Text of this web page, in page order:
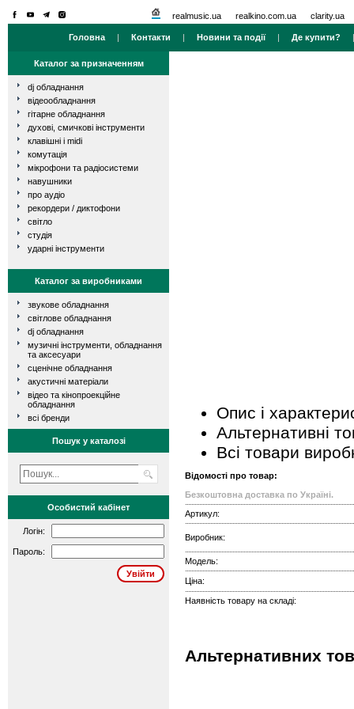
realmusic.ua realkino.com.ua clarity.ua
Головна | Контакти | Новини та події| Де купити?
Каталог за призначенням
dj обладнання
відеообладнання
гітарне обладнання
духові, смичкові інструменти
клавішні і midi
комутація
мікрофони та радіосистеми
навушники
про аудіо
рекордери / диктофони
світло
студія
ударні інструменти
Каталог за виробниками
звукове обладнання
світлове обладнання
dj обладнання
музичні інструменти, обладнання
та аксесуари
сценічне обладнання
акустичні матеріали
відео та кінопроекційне
обладнання
всі бренди
Пошук у каталозі
Особистий кабінет
Логін:
Пароль:
Опис і
Альтернативні
Всі товари
Відомості про товар:
Безкоштовна доставка по Україні.
Артикул:
Виробник:
Модель:
Ціна:
Наявність товару на складі:
Альтернативних